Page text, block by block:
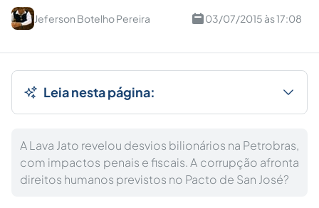
Jeferson Botelho Pereira 03/07/2015 às 17:08
Leia nesta página:
A Lava Jato revelou desvios bilionários na Petrobras,
com impactos penais e fiscais. A corrupção afronta
direitos humanos previstos no Pacto de San José?